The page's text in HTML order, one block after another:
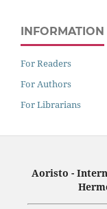
INFORMATION
For Readers
For Authors
For Librarians
Aoristo -